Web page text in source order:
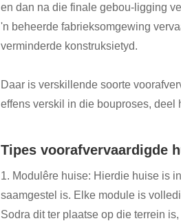
en dan na die finale gebou-ligging
'n beheerde fabrieksomgewing
verminderde konstruksietyd.
Daar is verskillende soorte
effens verskil in die bouproses,
Tipes voorafvervaardigde
1. Modulêre huise: Hierdie huise is
saamgestel is. Elke module is
Sodra dit ter plaatse op die terrein